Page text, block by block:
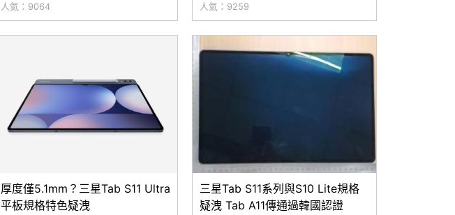
Galaxy S25 FE 手機，以及 Galaxy Tab S
人氣：9064
S10 FE 與 Tab S9 FE 系列平板，祭出最
高 2,5
人氣：9259
厚度僅5.1mm？三星Tab S11 Ultra
平板規格特色疑洩
三星Tab S11系列與S10 Lite規格
疑洩 Tab A11傳通過韓國認證